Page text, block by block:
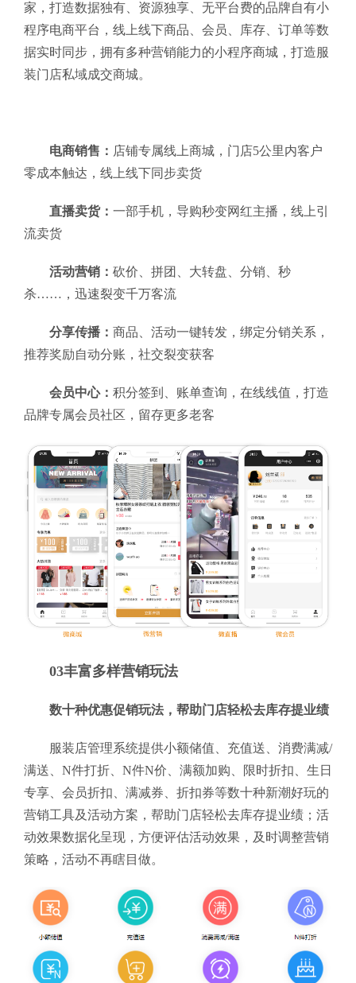
家，打造数据独有、资源独享、无平台费的品牌自有小
程序电商平台，线上线下商品、会员、库存、订单等数
据实时同步，拥有多种营销能力的小程序商城，打造服
装门店私域成交商城。
电商销售： 店铺专属线上商城，门店5公里内客户
零成本触达，线上线下同步卖货
直播卖货： 一部手机，导购秒变网红主播，线上引
流卖货
活动营销： 砍价、拼团、大转盘、分销、秒
杀……，迅速裂变千万客流
分享传播： 商品、活动一键转发，绑定分销关系，
推荐奖励自动分账，社交裂变获客
会员中心： 积分签到、账单查询，在线线值，打造
品牌专属会员社区，留存更多老客
03丰富多样营销玩法
数十种优惠促销玩法，帮助门店轻松去库存提业绩
服装店管理系统提供小额储值、充值送、消费满减/
满送、N件打折、N件N价、满额加购、限时折扣、生日
专享、会员折扣、满减券、折扣券等数十种新潮好玩的
营销工具及活动方案，帮助门店轻松去库存提业绩；活
动效果数据化呈现，方便评估活动效果，及时调整营销
策略，活动不再瞎目做。